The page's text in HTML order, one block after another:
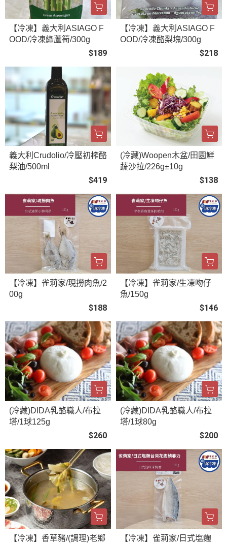
【冷凍】義大利ASIAGO F
OOD/冷凍綠蘆筍/300g
$189
【冷凍】義大利ASIAGO F
OOD/冷凍酪梨塊/300g
$218
義大利Crudolio/冷壓初榨酪
梨油/500ml
$419
(冷藏)Woopen木盆/田園鮮
蔬沙拉/226g±10g
$138
【冷凍】雀莉家/現撈肉魚/2
00g
$188
【冷凍】雀莉家/生凍吻仔
魚/150g
$146
(冷藏)DIDA乳酪職人/布拉
塔/1球125g
$260
(冷藏)DIDA乳酪職人/布拉
塔/1球80g
$200
【冷凍】香草豬/(調理)老鄉
【冷凍】雀莉家/日式塩麴